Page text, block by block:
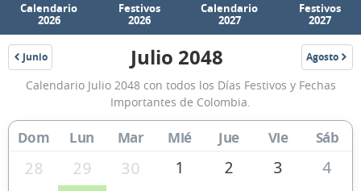
Calendario
2026
Festivos
2026
Calendario
2027
Festivos
2027
Junio
2048
Calendario
Julio
2048
de
Colombia
Julio 2048 Agosto
2048
Calendario Julio 2048 con todos los Días Festivos y Fechas
Importantes de Colombia.
Dom Lun Mar Mié Jue Vie Sáb
28 29 30 1 2 3
4